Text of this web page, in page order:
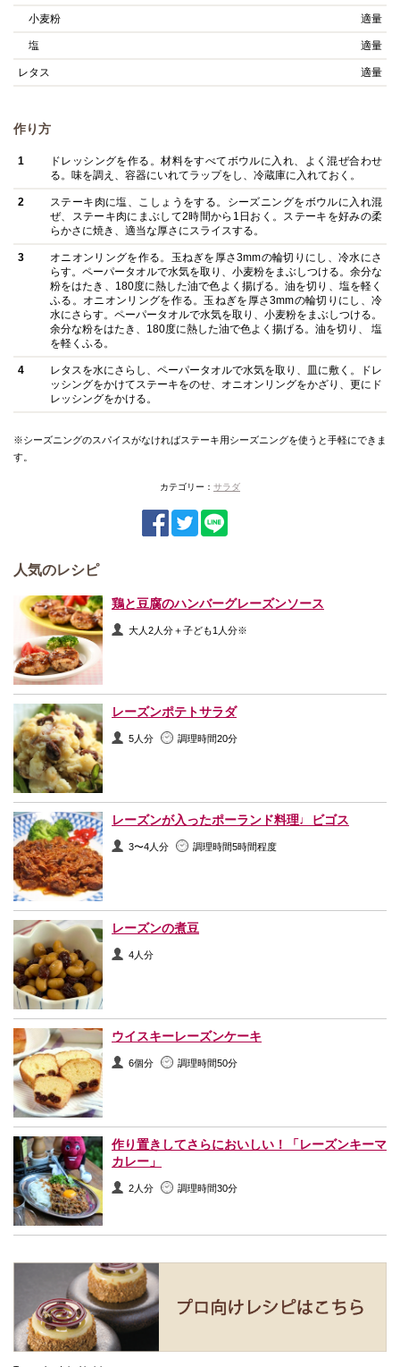
小麦粉 適量
塩 適量
レタス 適量
作り方
1
ドレッシングを作る。材料をすべてボウルに入れ、よく混ぜ合わせ
る。味を調え、容器にいれてラップをし、冷蔵庫に入れておく。
2
ステーキ肉に塩、こしょうをする。シーズニングをボウルに入れ混
ぜ、ステーキ肉にまぶして2時間から1日おく。ステーキを好みの柔
らかさに焼き、適当な厚さにスライスする。
3
オニオンリングを作る。玉ねぎを厚さ3mmの輪切りにし、冷水にさ
らす。ペーパータオルで水気を取り、小麦粉をまぶしつける。余分な
粉をはたき、180度に熱した油で色よく揚げる。油を切り、塩を軽く
ふる。オニオンリングを作る。玉ねぎを厚さ3mmの輪切りにし、冷
水にさらす。ペーパータオルで水気を取り、小麦粉をまぶしつける。
余分な粉をはたき、180度に熱した油で色よく揚げる。油を切り、 塩
を軽くふる。
4
レタスを水にさらし、ペーパータオルで水気を取り、皿に敷く。ドレ
ッシングをかけてステーキをのせ、オニオンリングをかざり、更にド
レッシングをかける。
※シーズニングのスパイスがなければステーキ用シーズニングを使うと手軽にできま
す。
カテゴリー： サラダ
人気のレシピ
鶏と豆腐のハンバーグレーズンソース
大人2人分＋子ども1人分※
レーズンポテトサラダ
5人分 調理時間20分
レーズンが入ったポーランド料理♩ビゴス
3〜4人分 調理時間5時間程度
レーズンの煮豆
4人分
ウイスキーレーズンケーキ
6個分 調理時間50分
作り置きしてさらにおいしい！「レーズンキーマ
カレー」
2人分 調理時間30分